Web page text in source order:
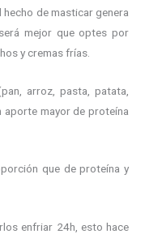
de masticar genera
mejor que optes por
y cremas frías.
arroz, pasta, patata,
aporte mayor de proteína
que de proteína y
enfriar 24h, esto hace